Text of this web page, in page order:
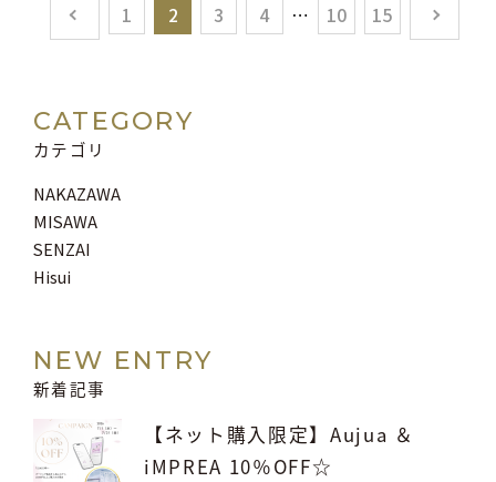
1 2 3 4 10 15
CATEGORY
カテゴリ
NAKAZAWA
MISAWA
SENZAI
Hisui
NEW ENTRY
新着記事
【ネット購入限定】Aujua ＆
iMPREA 10％OFF☆